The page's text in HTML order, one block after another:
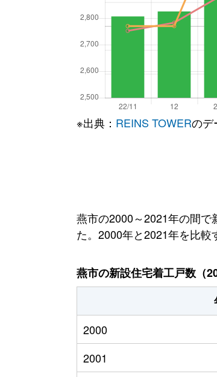
※出典： REINS TOWERのデ
燕市の2000～2021年の間
た。2000年と2021年を比較
燕市の新設住宅着工戸数（
2000
2001